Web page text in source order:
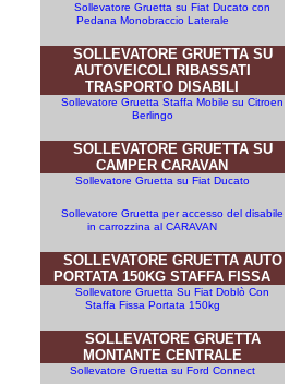
Sollevatore Gruetta su Fiat Ducato con
Pedana Monobraccio Laterale
SOLLEVATORE GRUETTA SU
AUTOVEICOLI RIBASSATI
TRASPORTO DISABILI
Sollevatore Gruetta Staffa Mobile su Citroen
Berlingo
SOLLEVATORE GRUETTA SU
CAMPER CARAVAN
Sollevatore Gruetta su Fiat Ducato
Sollevatore Gruetta per accesso del disabile
in carrozzina al CARAVAN
SOLLEVATORE GRUETTA AUTO
PORTATA 150KG STAFFA FISSA
Sollevatore Gruetta Su Fiat Doblò Con
Staffa Fissa Portata 150kg
SOLLEVATORE GRUETTA
MONTANTE CENTRALE
Sollevatore Gruetta su Ford Connect